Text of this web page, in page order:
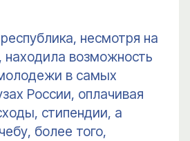
несмотря на
находила возможность
в самых
России, оплачивая
стипендии, а
более того,